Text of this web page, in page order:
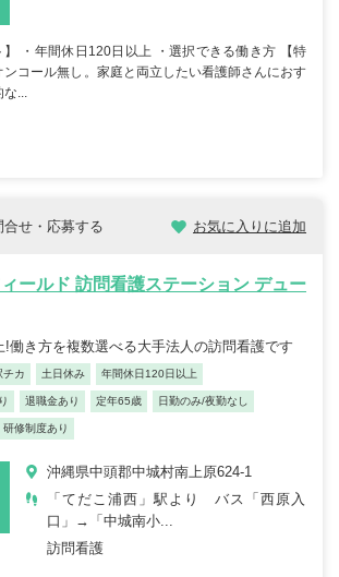
】 ・年間休日120日以上 ・選択できる働き方 【特
コール無し。家庭と両立したい看護師さんにおす
な...
せ・応募する お気に入りに追加
ールド 訪問看護ステーション デュー
!働き方を複数選べる大手法人の訪問看護です
チカ 土日休み 年間休日120日以上
退職金あり 定年65歳 日勤のみ/夜勤なし
研修制度あり
沖縄県中頭郡中城村南上原624-1
「てだこ浦西」駅より バス「西原入
口」→「中城南小...
訪問看護